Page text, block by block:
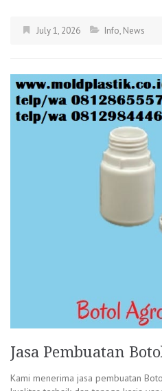
July 1, 2026 Info, News
Jasa Pembuatan
Kami menerima jasa pembuatan